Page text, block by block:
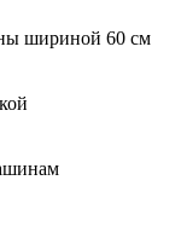
шириной 60 см